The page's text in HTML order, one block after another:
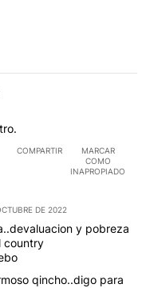
COMPARTIR
MARCAR
COMO
INAPROPIADO
DE 2022
y pobreza
country
qincho..digo para